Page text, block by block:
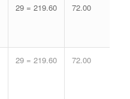
29 = 219.60 72.00
29 = 219.60 72.00